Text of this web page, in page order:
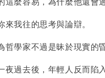
來我往的思考與論辯。
哲學家不過是昧於現實的
夜過去後，年輕人反而陷